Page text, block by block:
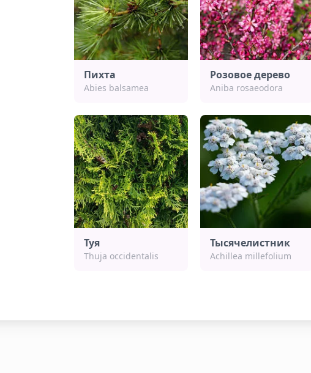
Пихта
Abies balsamea
Розовое дерево
Aniba rosaeodora
Туя
Thuja occidentalis
Тысячелистник
Achillea millefolium